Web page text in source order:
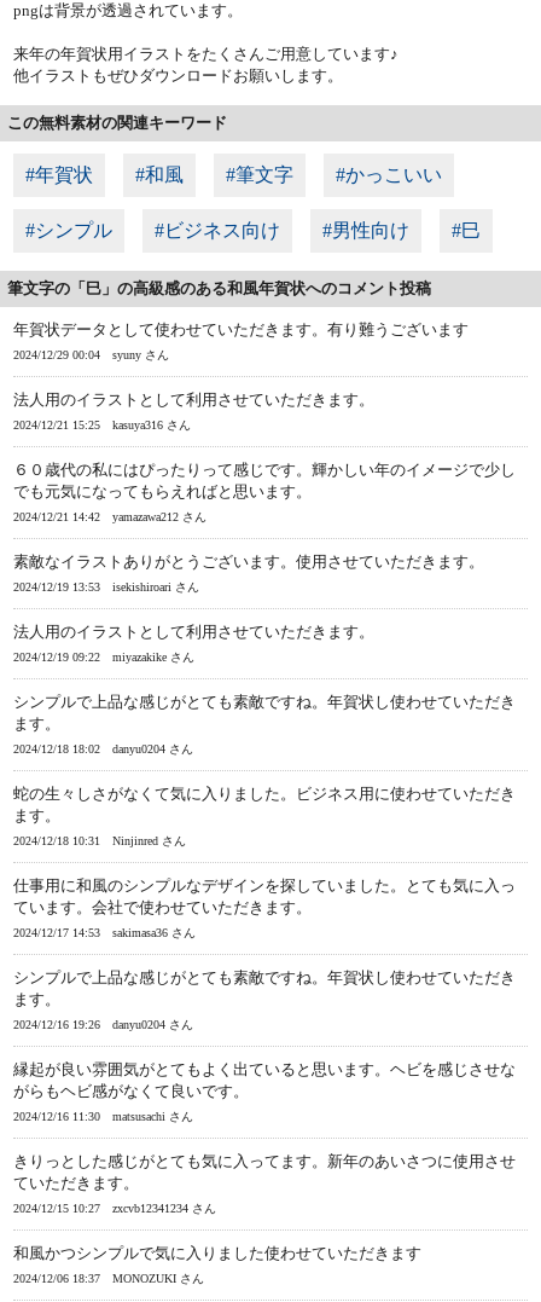
pngは背景が透過されています。
来年の年賀状用イラストをたくさんご用意しています♪
他イラストもぜひダウンロードお願いします。
この無料素材の関連キーワード
#年賀状 #和風 #筆文字 #かっこいい
#シンプル #ビジネス向け #男性向け #巳
筆文字の「巳」の高級感のある和風年賀状へのコメント投稿
年賀状データとして使わせていただきます。有り難うございます
2024/12/29 00:04 syuny さん
法人用のイラストとして利用させていただきます。
2024/12/21 15:25 kasuya316 さん
６０歳代の私にはぴったりって感じです。輝かしい年のイメージで少し
でも元気になってもらえればと思います。
2024/12/21 14:42 yamazawa212 さん
素敵なイラストありがとうございます。使用させていただきます。
2024/12/19 13:53 isekishiroari さん
法人用のイラストとして利用させていただきます。
2024/12/19 09:22 miyazakike さん
シンプルで上品な感じがとても素敵ですね。年賀状し使わせていただき
ます。
2024/12/18 18:02 danyu0204 さん
蛇の生々しさがなくて気に入りました。ビジネス用に使わせていただき
ます。
2024/12/18 10:31 Ninjinred さん
仕事用に和風のシンプルなデザインを探していました。とても気に入っ
ています。会社で使わせていただきます。
2024/12/17 14:53 sakimasa36 さん
シンプルで上品な感じがとても素敵ですね。年賀状し使わせていただき
ます。
2024/12/16 19:26 danyu0204 さん
縁起が良い雰囲気がとてもよく出ていると思います。ヘビを感じさせな
がらもヘビ感がなくて良いです。
2024/12/16 11:30 matsusachi さん
きりっとした感じがとても気に入ってます。新年のあいさつに使用させ
ていただきます。
2024/12/15 10:27 zxcvb12341234 さん
和風かつシンプルで気に入りました使わせていただきます
2024/12/06 18:37 MONOZUKI さん